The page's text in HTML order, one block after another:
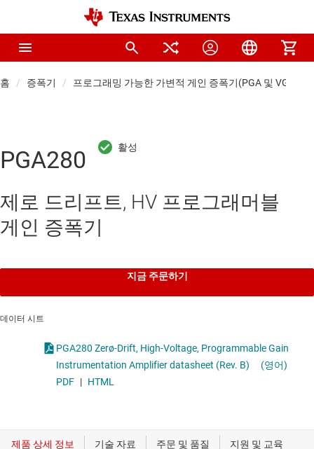
홈 증폭기 프로그래밍 가능한 가변적 게인 증폭기(PGA 및 VGA)
PGA280
제로 드리프트, HV 프로그래머블
게인 증폭기
지금 주문하기
데이터 시트
PGA280 Zerø-Drift, High-Voltage, Programmable Gain
Instrumentation Amplifier datasheet (Rev. B)
(영어)
PDF | HTML